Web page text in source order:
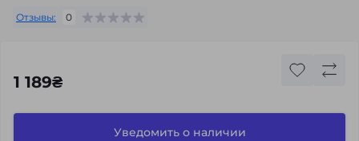
Отзывы: 0
1 189₴
Уведомить о наличии